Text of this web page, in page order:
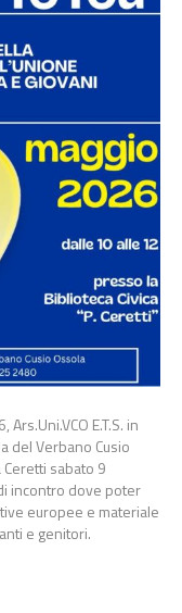
E.T.S. in
del Verbano Cusio
sabato 9
incontro dove poter
europee e materiale
e genitori.